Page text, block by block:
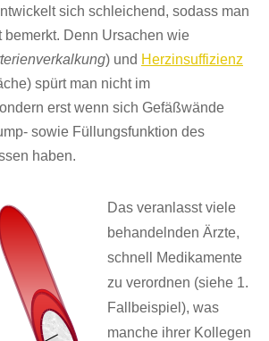
sich schleichend, sodass man
bemerkt. Denn Ursachen wie
) und Herzinsuffizienz
spürt man nicht im
erst wenn sich Gefäßwände
sowie Füllungsfunktion des
haben.
Das veranlasst viele
behandelnden Ärzte,
schnell Medikamente
zu verordnen (siehe 1.
Fallbeispiel), was
manche ihrer Kollegen